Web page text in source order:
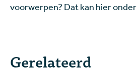
voorwerpen? Dat kan hier onder
Gerelateerd